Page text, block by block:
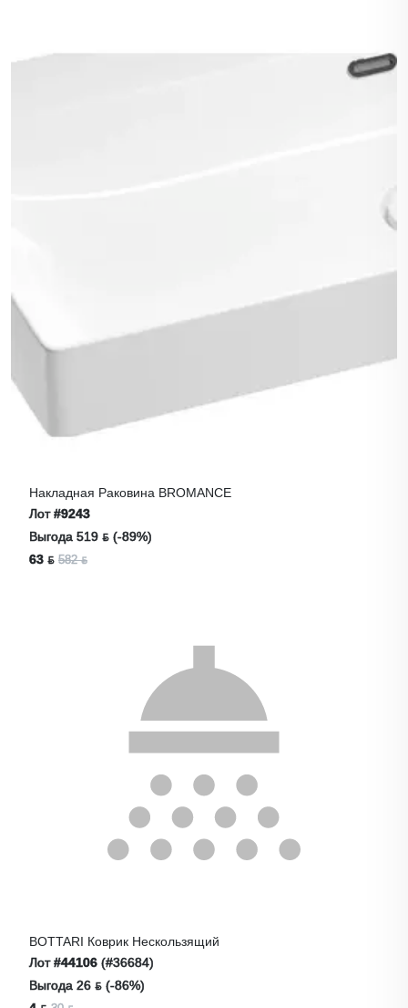
Накладная Раковина BROMANCE
Лот#9243
Выгода 519 ƃ (-89%)
63 ƃ 582 ƃ
BOTTARI Коврик Нескользящий
Лот#44106 (#36684)
Выгода 26 ƃ (-86%)